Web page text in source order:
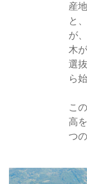
産
と
が
木
選
ら
こ
高
つ